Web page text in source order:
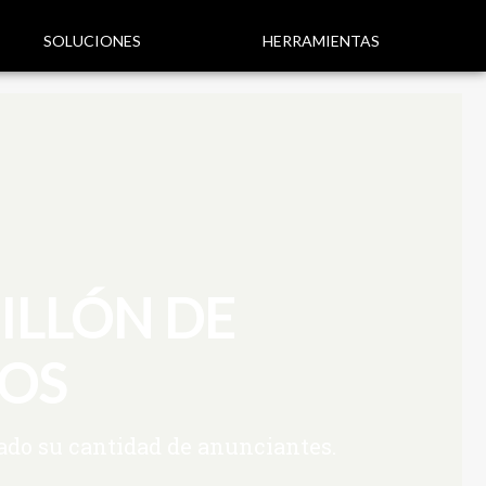
SOLUCIONES HERRAMIENTAS